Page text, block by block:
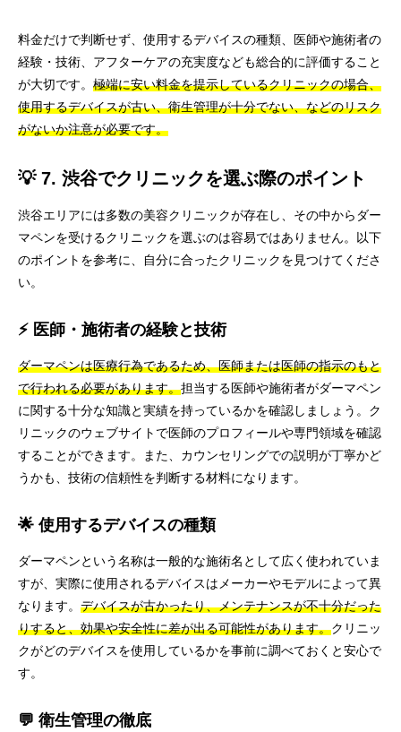
料金だけで判断せず、使用するデバイスの種類、医師や施術者の
経験・技術、アフターケアの充実度なども総合的に評価すること
が大切です。 極端に安い料金を提示しているクリニックの場合、
使用するデバイスが古い、衛生管理が十分でない、などのリスク
がないか注意が必要です。
💡 7. 渋谷でクリニックを選ぶ際のポイント
渋谷エリアには多数の美容クリニックが存在し、その中からダー
マペンを受けるクリニックを選ぶのは容易ではありません。以下
のポイントを参考に、自分に合ったクリニックを見つけてくださ
い。
⚡ 医師・施術者の経験と技術
ダーマペンは医療行為であるため、医師または医師の指示のもと
で行われる必要があります。担当する医師や施術者がダーマペン
に関する十分な知識と実績を持っているかを確認しましょう。ク
リニックのウェブサイトで医師のプロフィールや専門領域を確認
することができます。また、カウンセリングでの説明が丁寧かど
うかも、技術の信頼性を判断する材料になります。
🌟 使用するデバイスの種類
ダーマペンという名称は一般的な施術名として広く使われていま
すが、実際に使用されるデバイスはメーカーやモデルによって異
なります。 デバイスが古かったり、メンテナンスが不十分だった
りすると、効果や安全性に差が出る可能性があります。クリニッ
クがどのデバイスを使用しているかを事前に調べておくと安心で
す。
💬 衛生管理の徹底